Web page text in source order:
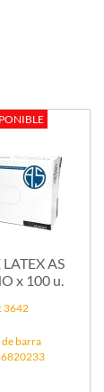
AS
x 100 u.
3642
barra